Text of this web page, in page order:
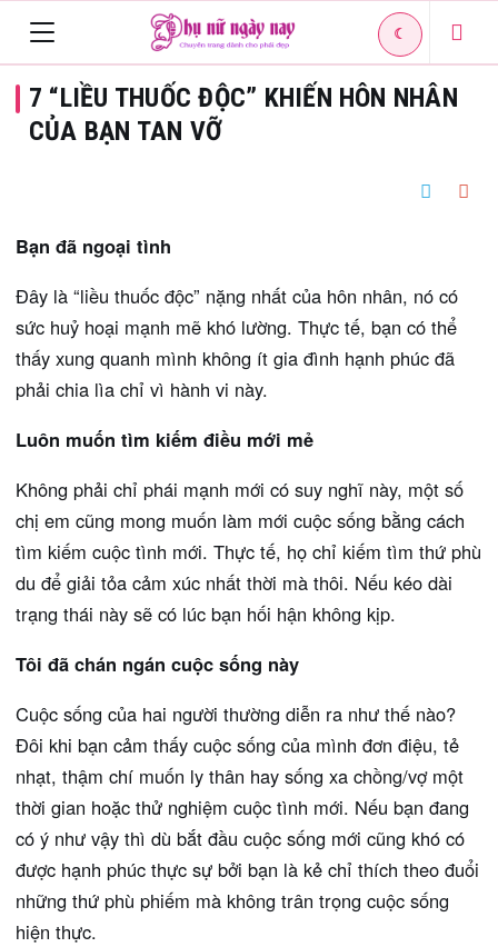
navigation
☾
7 “LIỀU THUỐC ĐỘC” KHIẾN HÔN NHÂN
CỦA BẠN TAN VỠ
Bạn đã ngoại tình
Đây là “liều thuốc độc” nặng nhất của hôn nhân, nó có
sức huỷ hoại mạnh mẽ khó lường. Thực tế, bạn có thể
thấy xung quanh mình không ít gia đình hạnh phúc đã
phải chia lìa chỉ vì hành vi này.
Luôn muốn tìm kiếm điều mới mẻ
Không phải chỉ phái mạnh mới có suy nghĩ này, một số
chị em cũng mong muốn làm mới cuộc sống bằng cách
tìm kiếm cuộc tình mới. Thực tế, họ chỉ kiếm tìm thứ phù
du để giải tỏa cảm xúc nhất thời mà thôi. Nếu kéo dài
trạng thái này sẽ có lúc bạn hối hận không kịp.
Tôi đã chán ngán cuộc sống này
Cuộc sống của hai người thường diễn ra như thế nào?
Đôi khi bạn cảm thấy cuộc sống của mình đơn điệu, tẻ
nhạt, thậm chí muốn ly thân hay sống xa chồng/vợ một
thời gian hoặc thử nghiệm cuộc tình mới. Nếu bạn đang
có ý như vậy thì dù bắt đầu cuộc sống mới cũng khó có
được hạnh phúc thực sự bởi bạn là kẻ chỉ thích theo đuổi
những thứ phù phiếm mà không trân trọng cuộc sống
hiện thực.